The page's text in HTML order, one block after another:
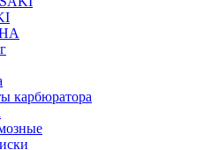
карбюратора